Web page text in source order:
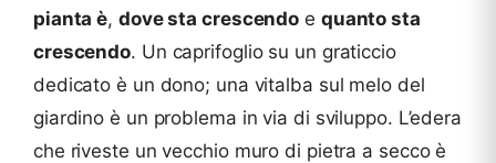
pianta è, dove sta crescendo e quanto sta
crescendo. Un caprifoglio su un graticcio
dedicato è un dono; una vitalba sul melo del
giardino è un problema in via di sviluppo. L’edera
che riveste un vecchio muro di pietra a secco è